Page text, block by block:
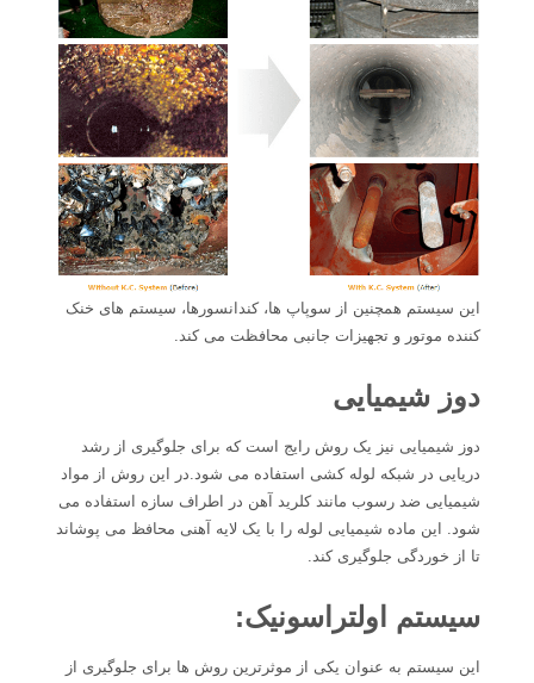
این سیستم همچنین از سوپاپ ها، کندانسورها، سیستم های خنک
کننده موتور و تجهیزات جانبی محافظت می کند.
دوز شیمیایی
دوز شیمیایی نیز یک روش رایج است که برای جلوگیری از رشد
دریایی در شبکه لوله کشی استفاده می شود.در این روش از مواد
شیمیایی ضد رسوب مانند کلرید آهن در اطراف سازه استفاده می
شود. این ماده شیمیایی لوله را با یک لایه آهنی محافظ می پوشاند
تا از خوردگی جلوگیری کند.
سیستم اولتراسونیک:
این سیستم به عنوان یکی از موثرترین روش ها برای جلوگیری از